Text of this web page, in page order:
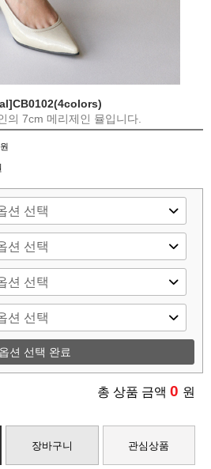
의 7cm 메리제인 뮬입니다.
옵션 선택 완료
총 상품 금액 0 원
장바구니 관심상품